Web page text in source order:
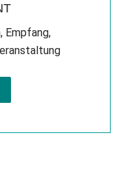
Empfang,